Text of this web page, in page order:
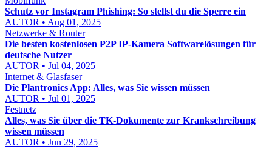
Schutz vor Instagram Phishing: So stellst du die Sperre ein
AUTOR • Aug 01, 2025
Netzwerke & Router
Die besten kostenlosen P2P IP-Kamera Softwarelösungen für
deutsche Nutzer
AUTOR • Jul 04, 2025
Internet & Glasfaser
Die Plantronics App: Alles, was Sie wissen müssen
AUTOR • Jul 01, 2025
Festnetz
Alles, was Sie über die TK-Dokumente zur Krankschreibung
wissen müssen
AUTOR • Jun 29, 2025